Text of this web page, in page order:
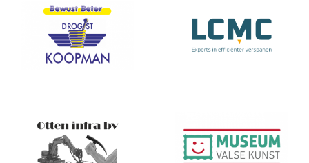
Koopman
Museum Valse
Kunst
Otten infra